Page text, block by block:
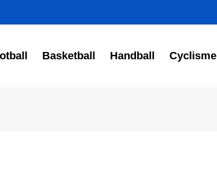
Basketball Handball Cyclisme